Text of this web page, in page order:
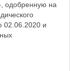
одобренную на
02.06.2020 и